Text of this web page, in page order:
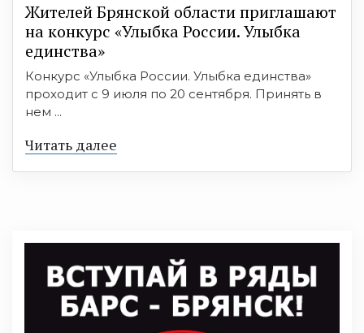
Жителей Брянской области приглашают
на конкурс «Улыбка России. Улыбка
единства»
Конкурс «Улыбка России. Улыбка единства»
проходит с 9 июля по 20 сентября. Принять в
нем ...
Читать далее